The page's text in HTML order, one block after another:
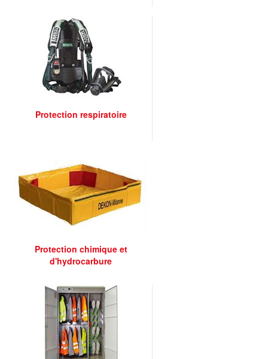
Protection respiratoire
Protection chimique et
d'hydrocarbure